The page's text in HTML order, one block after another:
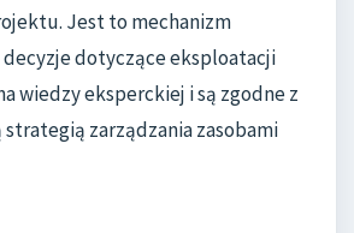
Jest to mechanizm
decyzje dotyczące eksploatacji
wiedzy eksperckiej i są zgodne z
zarządzania zasobami